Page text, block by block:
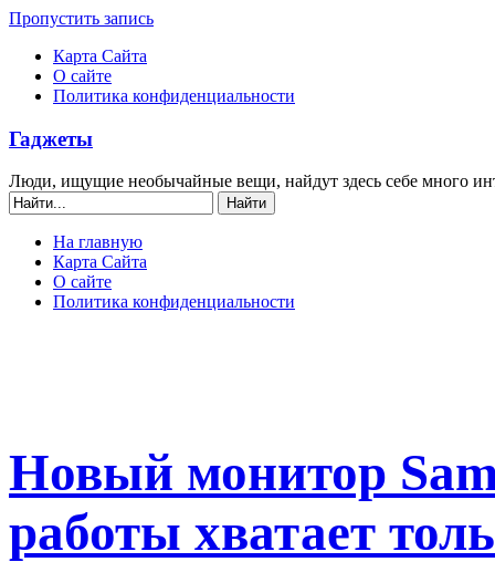
Пропустить запись
Карта Сайта
О сайте
Политика конфиденциальности
Гаджеты
Люди, ищущие необычайные вещи, найдут здесь себе много
На главную
Карта Сайта
О сайте
Политика конфиденциальности
Новый монитор
работы хватает